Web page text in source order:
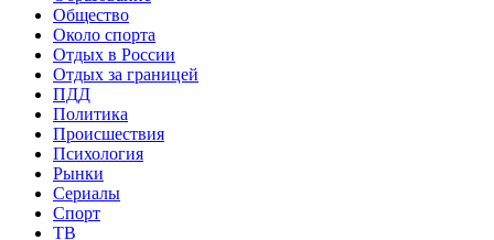
Общество
Около спорта
Отдых в России
Отдых за границей
ПДД
Политика
Происшествия
Психология
Рынки
Сериалы
Спорт
ТВ